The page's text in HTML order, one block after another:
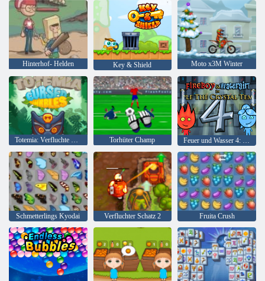
Hinterhof- Helden Key & Shield Moto x3M Winter
Totemia: Verfluchte Murmeln Torhüter Champ Feuer und Wasser 4: Kristalltempel
Schmetterlings Kyodai Verfluchter Schatz 2 Fruita Crush